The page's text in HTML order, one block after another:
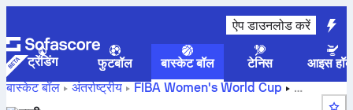
ऐप डाउनलोड करें
ट्रेंडिंग फुटबॉल बास्केट बॉल टेनिस
आइस
बास्केट बॉल
अंतर्राष्ट्रीय
FIBA Women's World Cup
Maliस्कोर्स, स्टैंडिंग, शेड्यूल और खिलाड़ी